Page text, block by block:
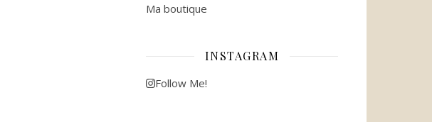
Ma boutique
INSTAGRAM
Follow Me!